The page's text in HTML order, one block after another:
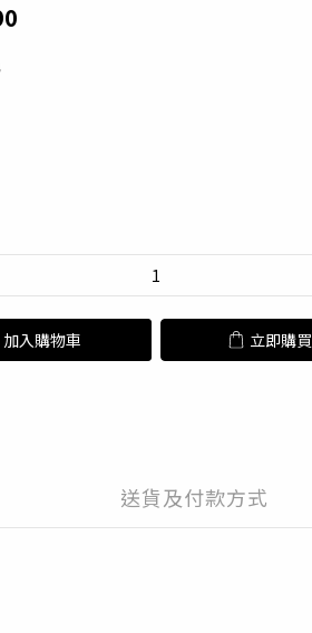
加入購物車 立即購買
送貨及付款方式